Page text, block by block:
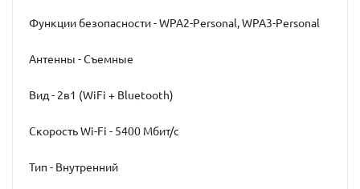
Функции безопасности - WPA2-Personal, WPA3-Personal
Антенны - Съемные
Вид - 2в1 (WiFi + Bluetooth)
Скорость Wi-Fi - 5400 Мбит/с
Тип - Внутренний